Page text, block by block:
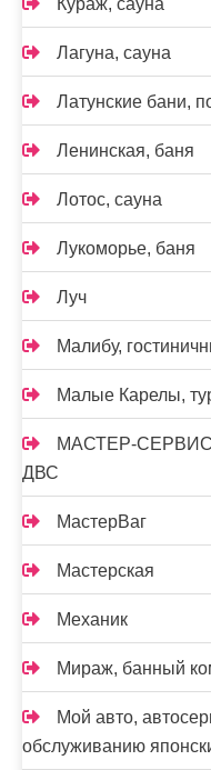
Кураж, сауна
Лагуна, сауна
Латунские бани,
Ленинская, баня
Лотос, сауна
Лукоморье, баня
Луч
Малибу,
Малые Карелы,
МАСТЕР-СЕРВИС,
ДВС
МастерВаг
Мастерская
Механик
Мираж, банный
Мой авто,
обслуживанию